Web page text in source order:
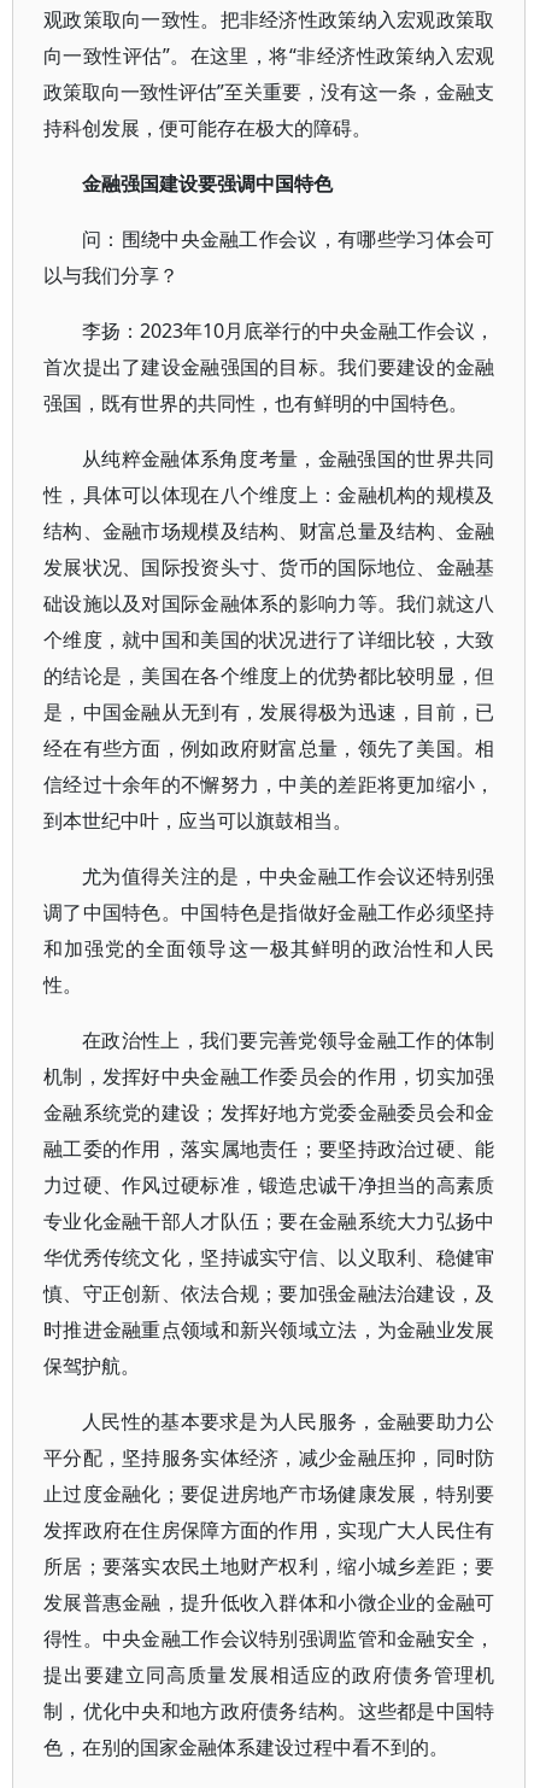
观政策取向一致性。把非经济性政策纳入宏观政策取
向一致性评估”。在这里，将“非经济性政策纳入宏观
政策取向一致性评估”至关重要，没有这一条，金融支
持科创发展，便可能存在极大的障碍。
金融强国建设要强调中国特色
问：围绕中央金融工作会议，有哪些学习体会可
以与我们分享？
李扬：2023年10月底举行的中央金融工作会议，
首次提出了建设金融强国的目标。我们要建设的金融
强国，既有世界的共同性，也有鲜明的中国特色。
从纯粹金融体系角度考量，金融强国的世界共同
性，具体可以体现在八个维度上：金融机构的规模及
结构、金融市场规模及结构、财富总量及结构、金融
发展状况、国际投资头寸、货币的国际地位、金融基
础设施以及对国际金融体系的影响力等。我们就这八
个维度，就中国和美国的状况进行了详细比较，大致
的结论是，美国在各个维度上的优势都比较明显，但
是，中国金融从无到有，发展得极为迅速，目前，已
经在有些方面，例如政府财富总量，领先了美国。相
信经过十余年的不懈努力，中美的差距将更加缩小，
到本世纪中叶，应当可以旗鼓相当。
尤为值得关注的是，中央金融工作会议还特别强
调了中国特色。中国特色是指做好金融工作必须坚持
和加强党的全面领导这一极其鲜明的政治性和人民
性。
在政治性上，我们要完善党领导金融工作的体制
机制，发挥好中央金融工作委员会的作用，切实加强
金融系统党的建设；发挥好地方党委金融委员会和金
融工委的作用，落实属地责任；要坚持政治过硬、能
力过硬、作风过硬标准，锻造忠诚干净担当的高素质
专业化金融干部人才队伍；要在金融系统大力弘扬中
华优秀传统文化，坚持诚实守信、以义取利、稳健审
慎、守正创新、依法合规；要加强金融法治建设，及
时推进金融重点领域和新兴领域立法，为金融业发展
保驾护航。
人民性的基本要求是为人民服务，金融要助力公
平分配，坚持服务实体经济，减少金融压抑，同时防
止过度金融化；要促进房地产市场健康发展，特别要
发挥政府在住房保障方面的作用，实现广大人民住有
所居；要落实农民土地财产权利，缩小城乡差距；要
发展普惠金融，提升低收入群体和小微企业的金融可
得性。中央金融工作会议特别强调监管和金融安全，
提出要建立同高质量发展相适应的政府债务管理机
制，优化中央和地方政府债务结构。这些都是中国特
色，在别的国家金融体系建设过程中看不到的。